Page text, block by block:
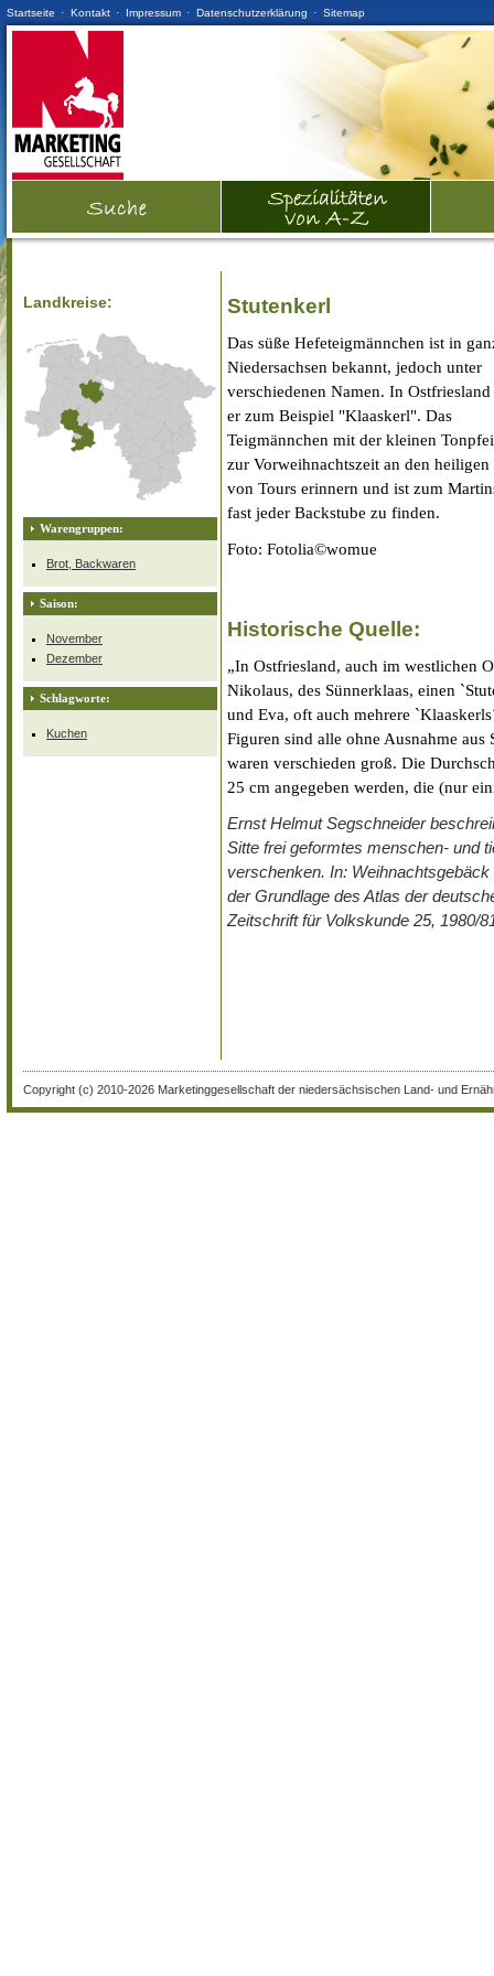
Startseite · Kontakt · Impressum · Datenschutzerklärung · Sitemap
Landkreise:
Warengruppen:
Brot, Backwaren
Saison:
November
Dezember
Schlagworte:
Kuchen
Stutenkerl
Das süße Hefeteigmännchen ist in
Niedersachsen bekannt, jedoch unter
verschiedenen Namen. In
er zum Beispiel "Klaaskerl". Das
Teigmännchen mit der kleinen
zur Vorweihnachtszeit an den
von Tours erinnern und ist zum
fast jeder Backstube zu finden.
Foto: Fotolia©womue
Historische Quelle:
„In Ostfriesland, auch im westlichen
Nikolaus, des Sünnerklaas, einen
und Eva, oft auch mehrere
Figuren sind alle ohne Ausnahme
waren verschieden groß. Die
25 cm angegeben werden, die (nur
Ernst Helmut Segschneider
Sitte frei geformtes menschen- und
verschenken. In:
der Grundlage des Atlas der
Zeitschrift für Volkskunde 25, 1980/
Copyright (c) 2010-2026 Marketinggesellschaft der niedersächsischen Land- und